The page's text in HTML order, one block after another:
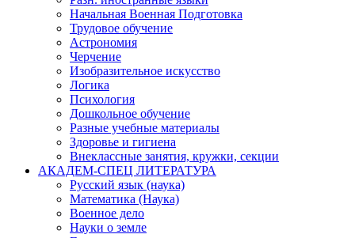
Начальная Военная Подготовка
Трудовое обучение
Астрономия
Черчение
Изобразительное искусство
Логика
Психология
Дошкольное обучение
Разные учебные материалы
Здоровье и гигиена
Внеклассные занятия, кружки, секции
АКАДЕМ-СПЕЦ ЛИТЕРАТУРА
Русский язык (наука)
Математика (Наука)
Военное дело
Науки о земле